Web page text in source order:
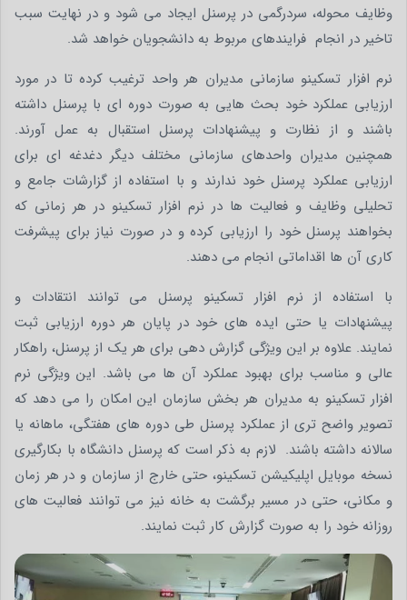
وظایف محوله، سردرگمی در پرسنل ایجاد می شود و در نهایت سبب
تاخیر در انجام فرایندهای مربوط به دانشجویان خواهد شد.
نرم افزار تسکینو سازمانی مدیران هر واحد ترغیب کرده تا در مورد
ارزیابی عملکرد خود بحث هایی به صورت دوره ای با پرسنل داشته
باشند و از نظارت و پیشنهادات پرسنل استقبال به عمل آورند.
همچنین مدیران واحدهای سازمانی مختلف دیگر دغدغه ای برای
ارزیابی عملکرد پرسنل خود ندارند و با استفاده از گزارشات جامع و
تحلیلی وظایف و فعالیت ها در نرم افزار تسکینو در هر زمانی که
بخواهند پرسنل خود را ارزیابی کرده و در صورت نیاز برای پیشرفت
کاری آن ها اقداماتی انجام می دهند.
با استفاده از نرم افزار تسکینو پرسنل می توانند انتقادات و
پیشنهادات یا حتی ایده های خود در پایان هر دوره ارزیابی ثبت
نمایند. علاوه بر این ویژگی گزارش دهی برای هر یک از پرسنل، راهکار
عالی و مناسب برای بهبود عملکرد آن ها می باشد. این ویژگی نرم
افزار تسکینو به مدیران هر بخش سازمان این امکان را می دهد که
تصویر واضح تری از عملکرد پرسنل طی دوره های هفتگی، ماهانه یا
سالانه داشته باشند. لازم به ذکر است که پرسنل دانشگاه با بکارگیری
نسخه موبایل اپلیکیشن تسکینو، حتی خارج از سازمان و در هر زمان
و مکانی، حتی در مسیر برگشت به خانه نیز می توانند فعالیت های
روزانه خود را به صورت گزارش کار ثبت نمایند.